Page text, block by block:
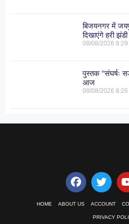
बिजयनगर में
दिखाएंगे हरी झंडी
08/08/20268:29
पुस्तक ‘‘संघर्षः
आज
08/08/20268:26
HOME ABOUT US ACCOUNT
PRIVACY